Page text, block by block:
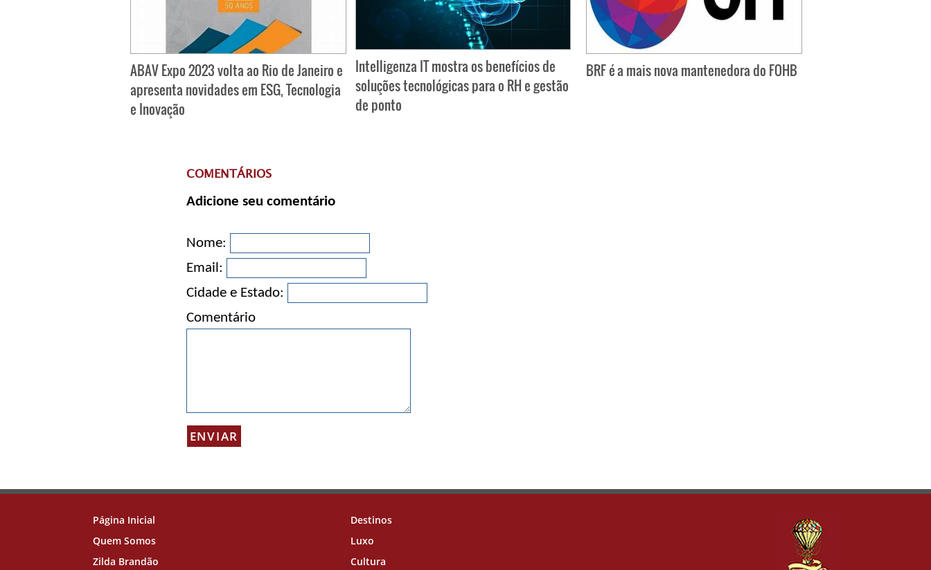
ABAV Expo 2023 volta ao Rio de Janeiro e
apresenta novidades em ESG, Tecnologia
e Inovação
Intelligenza IT mostra os benefícios de
soluções tecnológicas para o RH e gestão
de ponto
BRF é a mais nova mantenedora do FOHB
COMENTÁRIOS
Adicione seu comentário
Nome:
Email:
Cidade e Estado:
Comentário
Página Inicial
Quem Somos
Zilda Brandão
Destinos
Luxo
Cultura